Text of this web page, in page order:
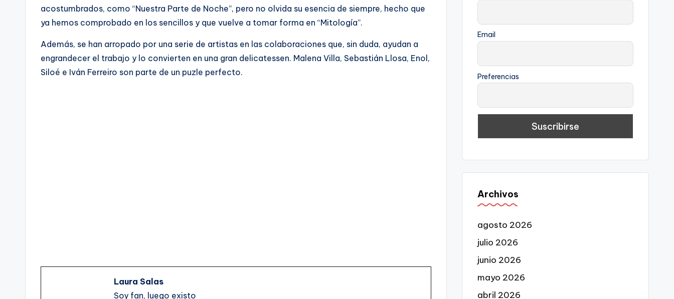
acostumbrados, como “Nuestra Parte de Noche”, pero no olvida su esencia de siempre, hecho que
ya hemos comprobado en los sencillos y que vuelve a tomar forma en “Mitología”.
Además, se han arropado por una serie de artistas en las colaboraciones que, sin duda, ayudan a
engrandecer el trabajo y lo convierten en una gran delicatessen. Malena Villa, Sebastián Llosa, Enol,
Siloé e Iván Ferreiro son parte de un puzle perfecto.
Laura Salas
Soy fan, luego existo
Email
Preferencias
Archivos
agosto 2026
julio 2026
junio 2026
mayo 2026
abril 2026